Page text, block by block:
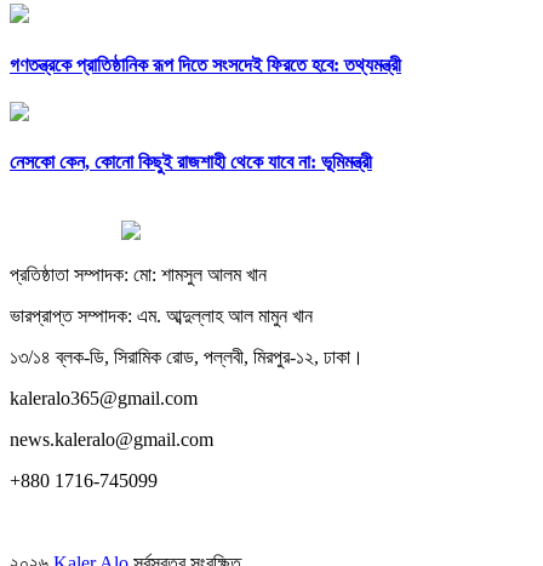
গণতন্ত্রকে প্রাতিষ্ঠানিক রূপ দিতে সংসদেই ফিরতে হবে: তথ্যমন্ত্রী
নেসকো কেন, কোনো কিছুই রাজশাহী থেকে যাবে না: ভূমিমন্ত্রী
প্রতিষ্ঠাতা সম্পাদক: মো: শামসুল আলম খান
ভারপ্রাপ্ত সম্পাদক: এম. আব্দুল্লাহ আল মামুন খান
১৩/১৪ ব্লক-ডি, সিরামিক রোড, পল্লবী, মিরপুর-১২, ঢাকা।
kaleralo365@gmail.com
news.kaleralo@gmail.com
+880 1716-745099